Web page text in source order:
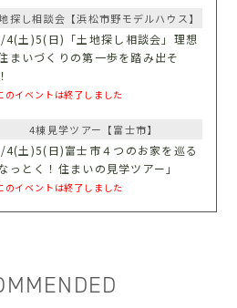
探し相談会【浜松市野モデルハウス】
4(土)5(日)「土地探し相談会」理想
まいづくりの第一歩を踏み出そ
イベントは終了しました
4棟見学ツアー【富士市】
4(土)5(日)富士市４つのお家を巡る
なっとく！住まいの見学ツアー」
イベントは終了しました